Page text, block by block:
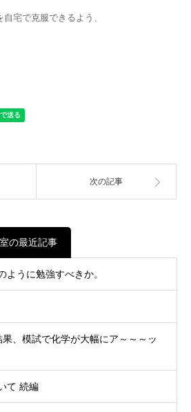
宅で克服できるよう、
次の記事
の最近記事
ように勉強すべきか。
、模試で化学が大幅にア～～～ッ
て 続編